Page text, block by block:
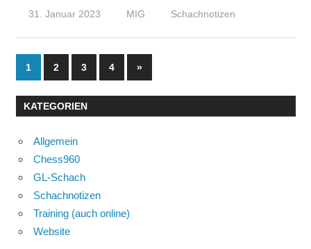
31. Januar 2023 MIG Schachnotizen
Seitennummerierung
der
Beiträge
1 2 3 4
Nächste
Beiträge
»
KATEGORIEN
Allgemein
Chess960
GL-Schach
Schachnotizen
Training (auch online)
Website